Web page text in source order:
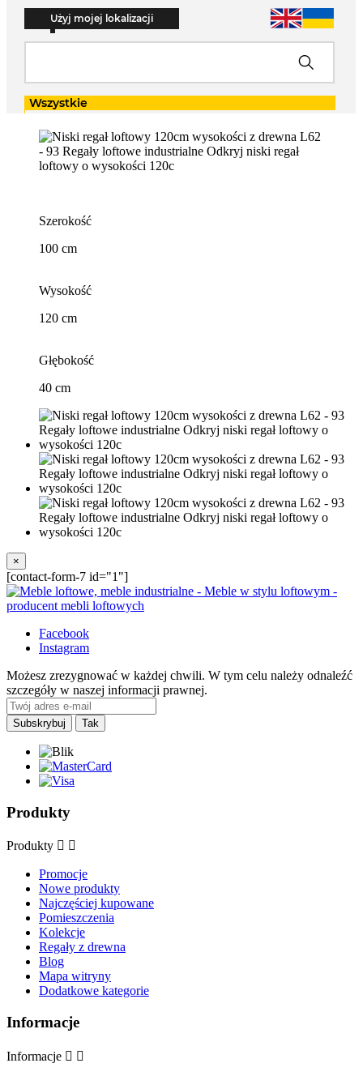
Szerokość
100 cm
Wysokość
120 cm
Głębokość
40 cm
×
[contact-form-7 id="1"]
Facebook
Instagram
Możesz zrezygnować w każdej chwili. W tym celu należy odnaleźć
szczegóły w naszej informacji prawnej.
Produkty
Produkty  
Promocje
Nowe produkty
Najczęściej kupowane
Pomieszczenia
Kolekcje
Regały z drewna
Blog
Mapa witryny
Dodatkowe kategorie
Informacje
Informacje  